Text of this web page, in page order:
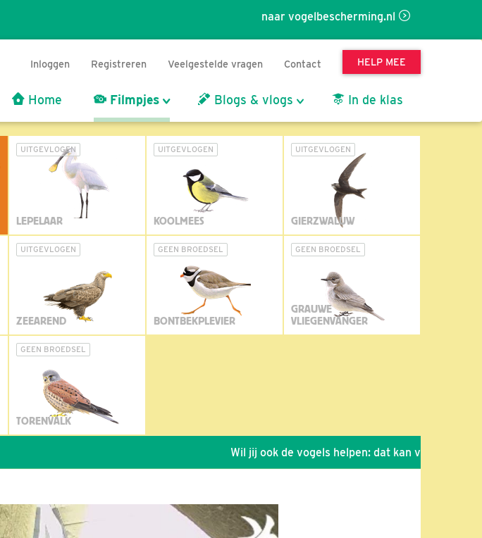
naar vogelbescherming.nl
Inloggen Registreren Veelgestelde vragen Contact HELP MEE
Home Filmpjes Blogs & vlogs In de klas
UITGEVLOGEN
LEPELAAR
UITGEVLOGEN
KOOLMEES
UITGEVLOGEN
GIERZWALUW
UITGEVLOGEN
ZEEAREND
GEEN BROEDSEL
BONTBEKPLEVIER
GEEN BROEDSEL
GRAUWE
VLIEGENVANGER
GEEN BROEDSEL
TORENVALK
Wil jij ook de vogels helpen: dat kan via de link!